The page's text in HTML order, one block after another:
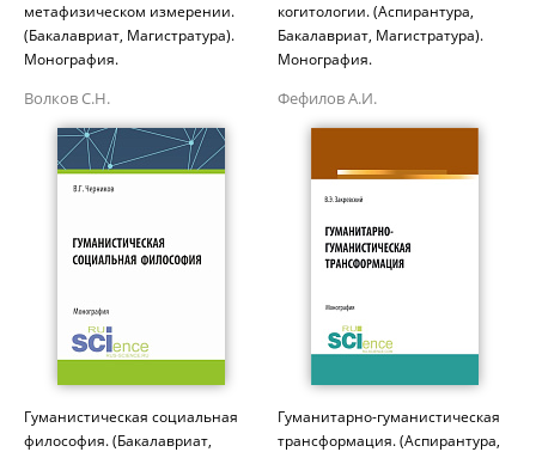
метафизическом измерении.
(Бакалавриат, Магистратура).
Монография.
Волков С.Н.
когитологии. (Аспирантура,
Бакалавриат, Магистратура).
Монография.
Фефилов А.И.
Гуманистическая социальная
философия. (Бакалавриат,
Гуманитарно-гуманистическая
трансформация. (Аспирантура,